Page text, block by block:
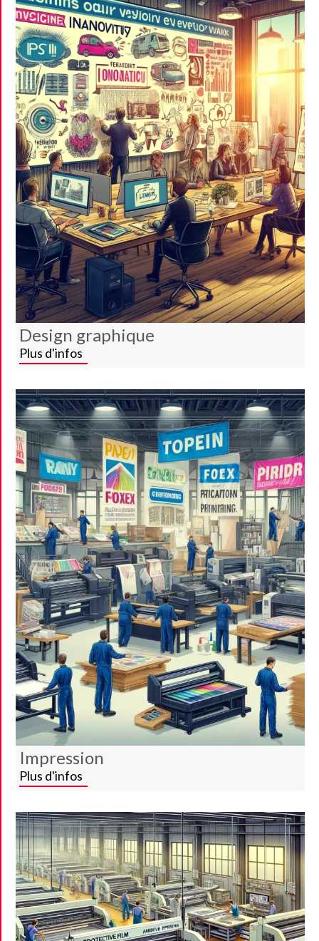
Design graphique
Plus d'infos
Impression
Plus d'infos